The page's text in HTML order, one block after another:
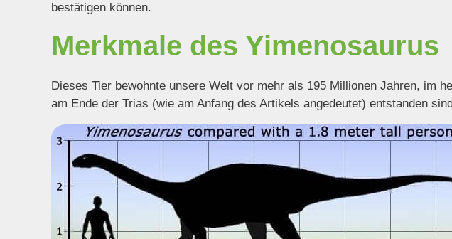
bestätigen können.
Merkmale des Yimenosaurus
Dieses Tier bewohnte unsere Welt vor mehr als 195 Millionen Jahren, im
am Ende der Trias (wie am Anfang des Artikels angedeutet) entstanden